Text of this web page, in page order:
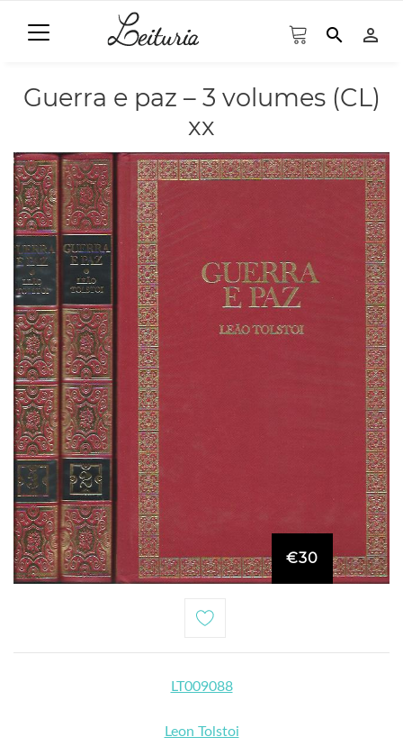
search person_outline
Guerra e paz – 3 volumes (CL)
xx
€30
LT009088
Leon Tolstoi